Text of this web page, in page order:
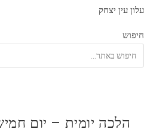
עלון עין יצחק
חיפוש
הלכה יומית – יום